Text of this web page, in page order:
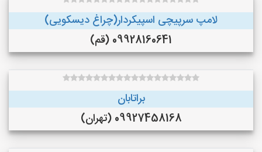
لامپ سرپیچی اسپیکردار(چراغ دیسکویی)
09928160641 (قم)
براتابان
09927458168 (تهران)